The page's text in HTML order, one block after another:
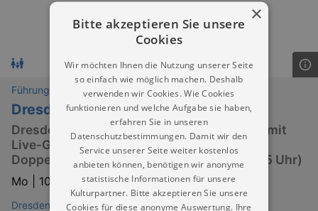
Führungen
Dresden Stadtrundfahrt mit dem Bus
Dresdens Sehenswürdigkeiten entdecken mit
Live-Guide, Stadtkarte und barrierefreier
Doppeldecker-Bustour (Start 10 | 12:30 | 15 Uhr)
Mo | 10.08.2026 | 10:00
Dresden City
×
Bitte akzeptieren Sie unsere
Cookies
Wir möchten Ihnen die Nutzung unserer Seite
so einfach wie möglich machen. Deshalb
verwenden wir Cookies. Wie Cookies
funktionieren und welche Aufgabe sie haben,
erfahren Sie in unseren
Datenschutzbestimmungen. Damit wir den
Service unserer Seite weiter kostenlos
anbieten können, benötigen wir anonyme
statistische Informationen für unsere
Kulturpartner. Bitte akzeptieren Sie unsere
Cookies für diese anonyme Auswertung. Ihre